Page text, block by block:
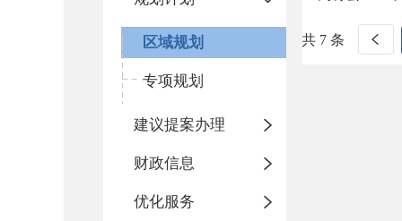
区域规划
专项规划
建议提案办理
财政信息
优化服务
共 7 条